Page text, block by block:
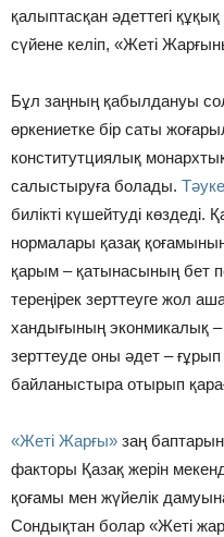
қалыптасқан әдеттегі
сүйене келіп, «Жеті
Бұл заңның қабылдануы
өркениетке бір саты
конститутциялық
салыстыруға болады. Тәуке
билікті күшейтуді көздеді.
нормалары қазақ
қарым – қатынасының бет
тереңірек зерттеуге жол
хандығының эконмикалық –
зерттеуде оны әдет –
байланыстыра отырып
«Жеті Жарғы» заң
факторы Қазақ жерін
қоғамы мен жүйелік
Сондықтан болар «Жеті